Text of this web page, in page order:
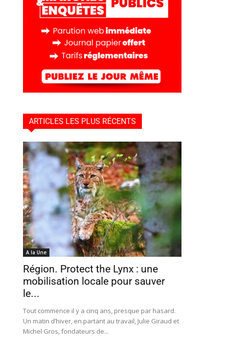
ARTICLES LES PLUS RÉCENTS
A la Une
Région. Protect the Lynx : une
mobilisation locale pour sauver
le...
Tout commence il y a cinq ans, presque par hasard.
Un matin d’hiver, en partant au travail, Julie Giraud et
Michel Gros, fondateurs de...